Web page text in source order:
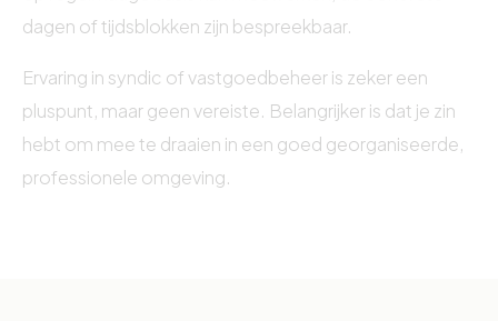
dagen of tijdsblokken zijn bespreekbaar.
Ervaring in syndic of vastgoedbeheer is zeker een
pluspunt, maar geen vereiste. Belangrijker is dat je zin
hebt om mee te draaien in een goed georganiseerde,
professionele omgeving.